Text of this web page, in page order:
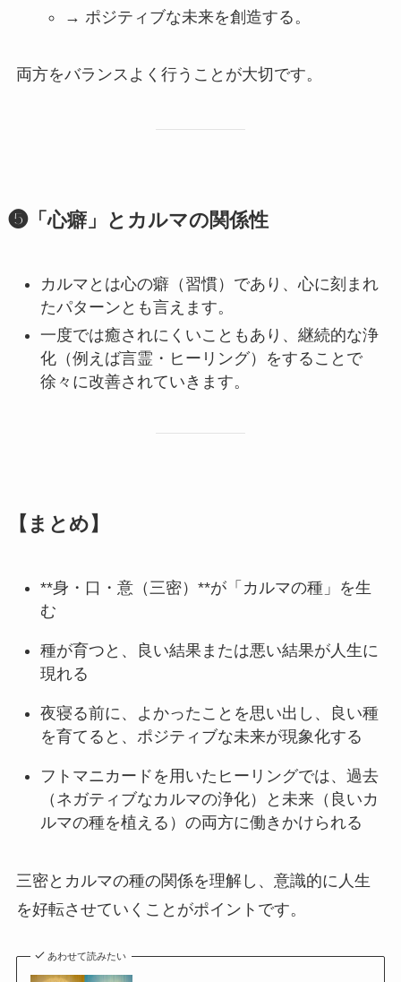
→ ポジティブな未来を創造する。
両方をバランスよく行うことが大切です。
❺「心癖」とカルマの関係性
カルマとは心の癖（習慣）であり、心に刻まれ
たパターンとも言えます。
一度では癒されにくいこともあり、継続的な浄
化（例えば言霊・ヒーリング）をすることで
徐々に改善されていきます。
【まとめ】
**身・口・意（三密）**が「カルマの種」を生
む
種が育つと、良い結果または悪い結果が人生に
現れる
夜寝る前に、よかったことを思い出し、良い種
を育てると、ポジティブな未来が現象化する
フトマニカードを用いたヒーリングでは、過去
（ネガティブなカルマの浄化）と未来（良いカ
ルマの種を植える）の両方に働きかけられる
三密とカルマの種の関係を理解し、意識的に人生
を好転させていくことがポイントです。
あわせて読みたい